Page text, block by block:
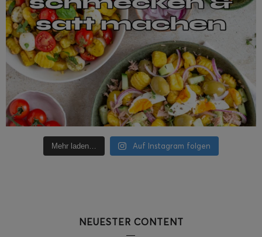
Mehr laden… Auf Instagram folgen
NEUESTER CONTENT